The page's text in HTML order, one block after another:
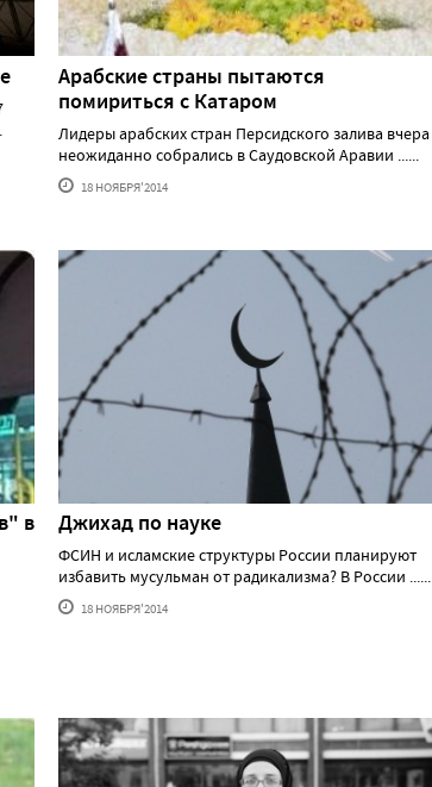
Арабские страны пытаются
помириться с Катаром
Лидеры арабских стран Персидского залива вчера
неожиданно собрались в Саудовской Аравии ......
18 НОЯБРЯ'2014
в
Джихад по науке
ФСИН и исламские структуры России планируют
избавить мусульман от радикализма? В России ......
18 НОЯБРЯ'2014